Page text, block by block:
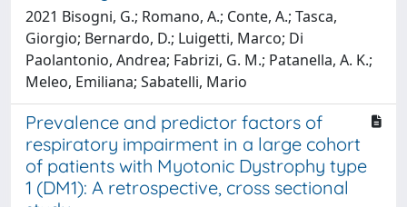
2021 Bisogni, G.; Romano, A.; Conte, A.; Tasca,
Giorgio; Bernardo, D.; Luigetti, Marco; Di
Paolantonio, Andrea; Fabrizi, G. M.; Patanella, A. K.;
Meleo, Emiliana; Sabatelli, Mario
Prevalence and predictor factors of
respiratory impairment in a large cohort
of patients with Myotonic Dystrophy type
1 (DM1): A retrospective, cross sectional